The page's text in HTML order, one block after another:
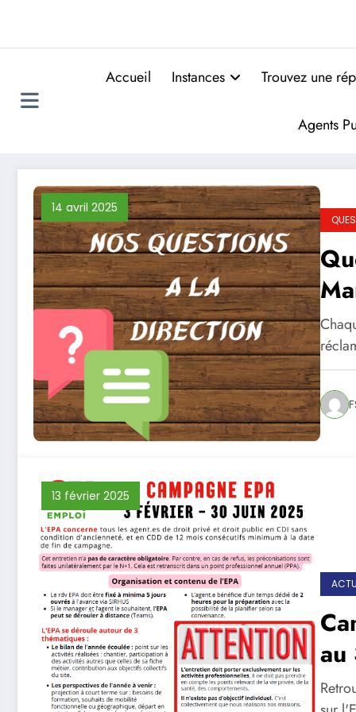
Accueil Instances Trouvez une
Agents
14 avril 2025
13 février 2025
au